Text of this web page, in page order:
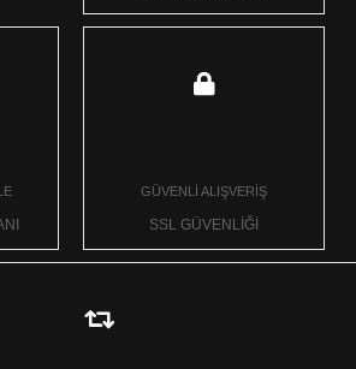
GÜVENLİ ALIŞVERİŞ
SSL GÜVENLİĞİ